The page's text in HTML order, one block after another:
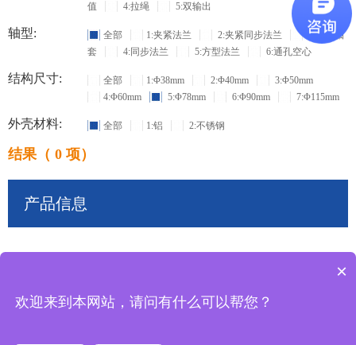
值
4:拉绳 5:双输出
轴型: 全部 1:夹紧法兰 2:夹紧同步法兰
3:盲孔轴
套
4:同步法兰 5:方型法兰 6:通孔空心
结构尺寸: 全部 1:Φ38mm 2:Φ40mm
3:Φ50mm
4:Φ60mm
5:Φ78mm 6:Φ90mm 7:Φ115mm
外壳材料: 全部 1:铝 2:不锈钢
结果（ 0 项）
产品信息
×
欢迎来到本网站，请问有什么可以帮您？